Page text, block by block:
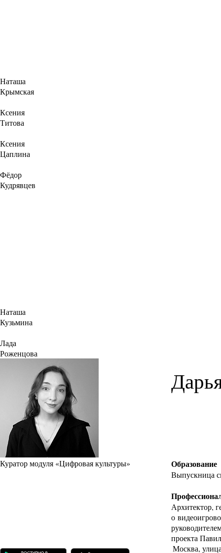
Наташа
Крымская
Ксения
Титова
Ксения
Цаплина
Фёдор
Кудрявцев
Наташа
Кузьмина
Лада
Роженцова
Куратор модуля «Цифровая культуры» Образование
Выпускница
Архитектор,
о
проекта
Москва,